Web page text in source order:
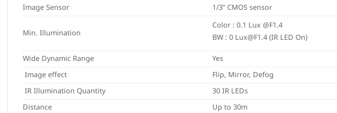
Image Sensor
1/3” CMOS sensor
Min. Illumination
Color : 0.1 Lux @F1.4
BW : 0 Lux@F1.4 (IR LED On)
Wide Dynamic Range
Yes
Image effect
Flip, Mirror, Defog
IR Illumination Quantity
30 IR LEDs
Distance
Up to 30m